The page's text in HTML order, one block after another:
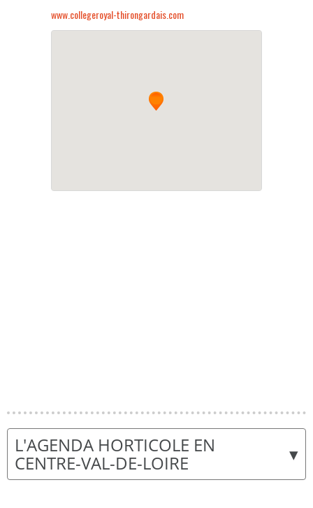
www.collegeroyal-thirongardais.com
▾
L'AGENDA HORTICOLE EN
CENTRE-VAL-DE-LOIRE